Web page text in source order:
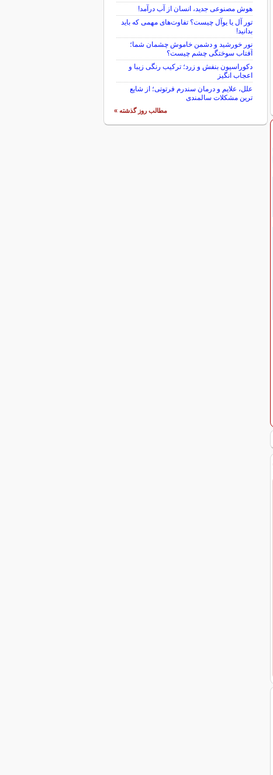
هوش مصنوعی جدید، انسان از آب درآمد!
تور آل یا یوآل چیست؟ تفاوت‌های مهمی که باید
بدانید!
نور خورشید و دشمن خاموش چشمان شما؛
آفتاب سوختگی چشم چیست؟
دکوراسیون بنفش و زرد؛ ترکیب رنگی زیبا و
اعجاب انگیز
علل، علایم و درمان سندرم فرتوتی؛ از شایع
ترین مشکلات سالمندی
مطالب روز گذشته »